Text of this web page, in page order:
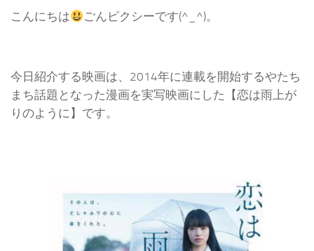
こんにちは ごんピクシーです(^_^)。
今日紹介する映画は、2014年に連載を開始するやたち
まち話題となった漫画を実写映画にした【恋は雨上が
りのように】です。